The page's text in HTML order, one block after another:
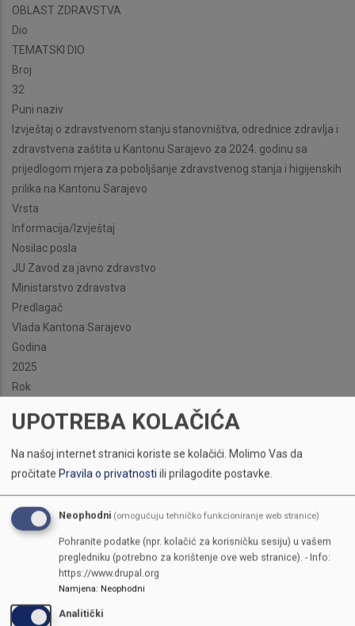
OBLAST ZDRAVSTVA
Dio
TEMATSKI DIO
Broj
32
Puni naziv
Izvještaj o zdravstvenom stanju stanovništva, odrednice zdravlja i
zdravstvena zaštita u Kantonu Sarajevo za 2024. godinu sa
prijedlogom mjera za poboljšanje zdravstvenog stanja i higijenskih
prilika na Kantonu Sarajevo
Vrsta
Informacija/Izvještaj
Nosilac posla
JU Zavod za javno zdravstvo
Ministarstvo zdravstva
Predlagač
Vlada Kantona Sarajevo
Godina
2025
Rok
UPOTREBA KOLAČIĆA
Na našoj internet stranici koriste se kolačići. Molimo Vas da
pročitate Pravila o privatnostiili prilagodite postavke.
Neophodni (omogućuju tehničko funkcioniranje web stranice)
Pohranite podatke (npr. kolačić za korisničku sesiju) u vašem
pregledniku (potrebno za korištenje ove web stranice). - Info:
https://www.drupal.org
Namjena: Neophodni
Analitički